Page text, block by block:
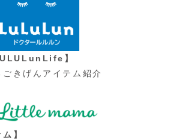
】
きげんアイテム紹介
】